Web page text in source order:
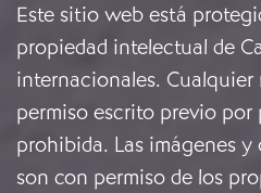
Este sitio web está
propiedad intelectual de
internacionales.
permiso escrito previo por
prohibida. Las imágenes
son con permiso de los